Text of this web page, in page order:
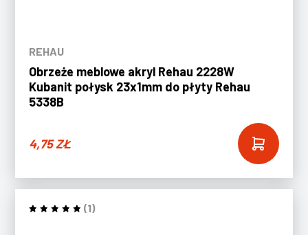
REHAU
Obrzeże meblowe akryl Rehau 2228W
Kubanit połysk 23x1mm do płyty Rehau
5338B
4,75ZŁ
(1)